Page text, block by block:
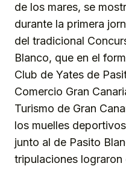
de los mares, se
durante la primera
del tradicional
Blanco, que en el
Club de Yates de
Comercio Gran
Turismo de Gran
los muelles
junto al de Pasito
tripulaciones lograron